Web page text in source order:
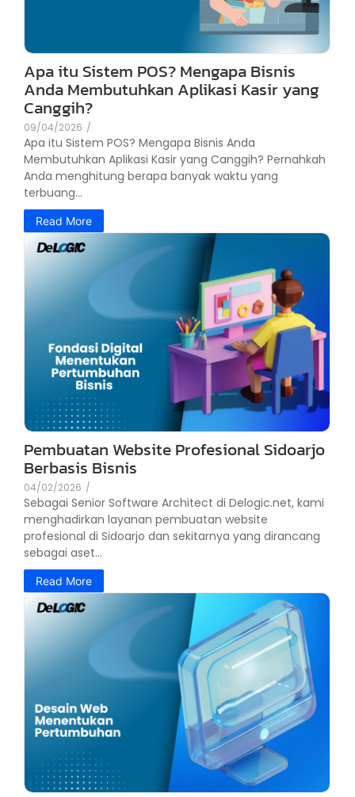
Apa itu Sistem POS? Mengapa Bisnis
Anda Membutuhkan Aplikasi Kasir yang
Canggih?
09/04/2026 /
Apa itu Sistem POS? Mengapa Bisnis Anda
Membutuhkan Aplikasi Kasir yang Canggih? Pernahkah
Anda menghitung berapa banyak waktu yang
terbuang...
Read More
Pembuatan Website Profesional Sidoarjo
Berbasis Bisnis
04/02/2026 /
Sebagai Senior Software Architect di Delogic.net, kami
menghadirkan layanan pembuatan website
profesional di Sidoarjo dan sekitarnya yang dirancang
sebagai aset...
Read More